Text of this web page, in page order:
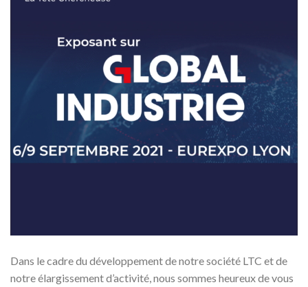
Dans le cadre du développement de notre société LTC et de
notre élargissement d’activité, nous sommes heureux de vous